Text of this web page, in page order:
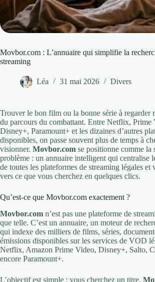
Movbor.com : L’annuaire qui simplifie la
streaming
Léa 31 mai 2026 Divers
Trouver le bon film ou la bonne série à regarder
du parcours du combattant. Entre Netflix, Prime
Disney+, Paramount+ et les dizaines d’autres
disponibles, on passe souvent plus de temps à
visionner. Movbor.com se positionne comme la
problème : un annuaire intelligent qui centralise
de toutes les plateformes de streaming légales et
vers ce que vous cherchez en quelques clics.
Qu’est-ce que Movbor.com exactement ?
Movbor.com n’est pas une plateforme de
que telle. C’est un annuaire, un moteur de
qui indexe des milliers de films, séries,
émissions disponibles sur les services de VOD
Netflix, Amazon Prime Video, Disney+, Salto,
encore Paramount+.
L’objectif est simple : vous cherchez un titre,